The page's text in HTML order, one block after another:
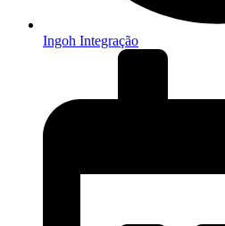
Ingoh Integração